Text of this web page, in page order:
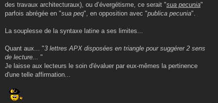
des travaux architecturaux), ou d’évergétisme, ce serait "sua pecunia"
parfois abrégée en "sua peq", en opposition avec "publica pecunia".
La souplesse de la syntaxe latine a ses limites...
Quant aux... "3 lettres APX disposées en triangle pour suggérer 2 sens
de lecture...
"
Je laisse aux lecteurs le soin d'évaluer par eux-mêmes la pertinence
d'une telle affirmation...